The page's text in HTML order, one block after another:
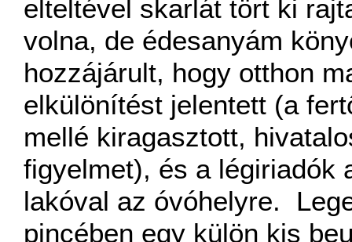
elteltével skarlát tört ki
volna, de édesanyám
hozzájárult, hogy otthon
elkülönítést jelentett (a
mellé kiragasztott,
figyelmet), és a légiriadók
lakóval az óvóhelyre.
pincében egy külön kis